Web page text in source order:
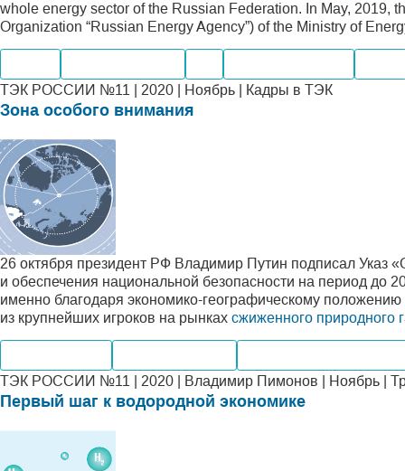
whole energy sector of the Russian Federation. In May, 2019,
Organization “Russian Energy Agency”) of the Ministry of
ТЭК РОССИИ №11 | 2020 | Ноябрь | Кадры в ТЭК
Зона особого внимания
26 октября президент РФ Владимир Путин подписал Указ
и обеспечения национальной безопасности на период до
именно благодаря экономико-географическому
из крупнейших игроков на рынках сжиженного природного
ТЭК РОССИИ №11 | 2020 | Владимир Пимонов | Ноябрь |
Первый шаг к водородной экономике